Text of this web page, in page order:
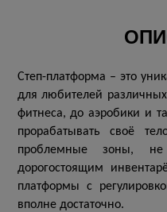
Степ-платформа – это
для любителей
фитнеса, до аэробики и
прорабатывать своё
проблемные зоны, не
дорогостоящим
платформы с
вполне достаточно.